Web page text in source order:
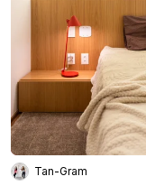
Tan-Gram